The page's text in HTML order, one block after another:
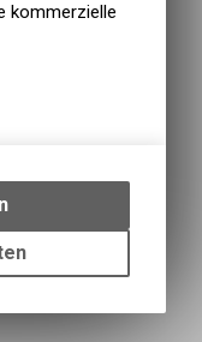
kommerzielle
und
Gerät,
Online-